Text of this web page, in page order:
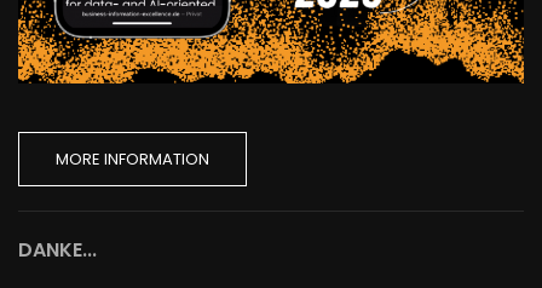
MORE INFORMATION
DANKE...